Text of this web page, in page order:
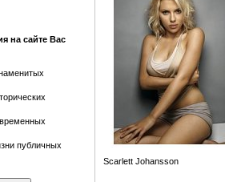
на сайте Вас
публичных
Scarlett Johansson